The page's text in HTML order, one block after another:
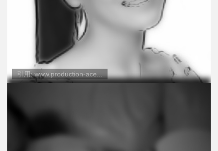
引用: www.production-ace...